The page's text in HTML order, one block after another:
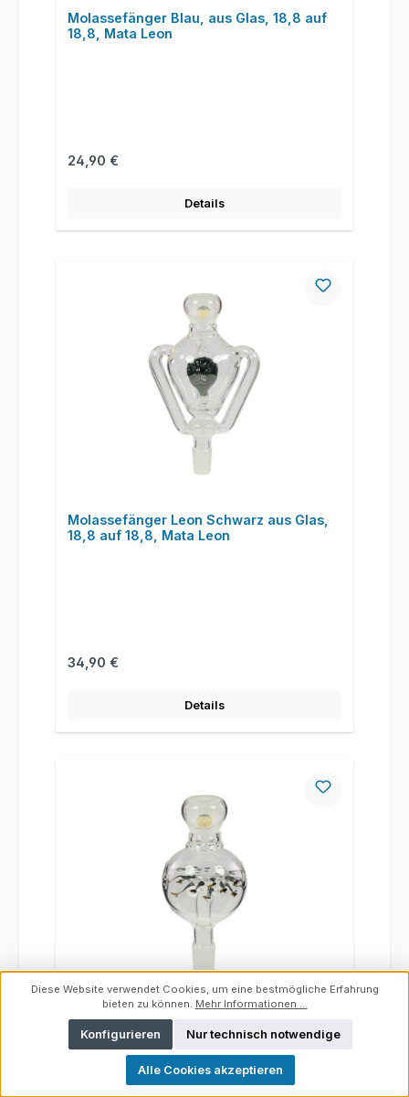
Molassefänger Blau, aus Glas, 18,8 auf
18,8, Mata Leon
Regulärer Preis:
24,90 €
Details
Molassefänger Leon Schwarz aus Glas,
18,8 auf 18,8, Mata Leon
Regulärer Preis:
34,90 €
Details
Molassefänger Kyanit aus Glas, 18,8 auf
18,8, Mata Leon
Diese Website verwendet Cookies, um eine bestmögliche Erfahrung
bieten zu können. Mehr Informationen ...
Nur technisch notwendige
Konfigurieren
Alle Cookies akzeptieren